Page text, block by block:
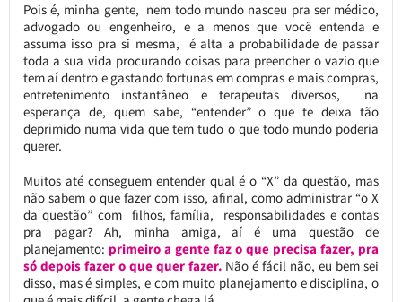
Pois é, minha gente, nem todo mundo nasceu pra ser médico,
advogado ou engenheiro, e a menos que você entenda e
assuma isso pra si mesma, é alta a probabilidade de passar
toda a sua vida procurando coisas para preencher o vazio que
tem aí dentro e gastando fortunas em compras e mais compras,
entretenimento instantâneo e terapeutas diversos, na
esperança de, quem sabe, “entender” o que te deixa tão
deprimido numa vida que tem tudo o que todo mundo poderia
querer.
Muitos até conseguem entender qual é o “X” da questão, mas
não sabem o que fazer com isso, afinal, como administrar “o X
da questão” com filhos, família, responsabilidades e contas
pra pagar? Ah, minha amiga, aí é uma questão de
planejamento: primeiro a gente faz o que precisa fazer, pra
só depois fazer o que quer fazer. Não é fácil não, eu bem sei
disso, mas é simples, e com muito planejamento e disciplina, o